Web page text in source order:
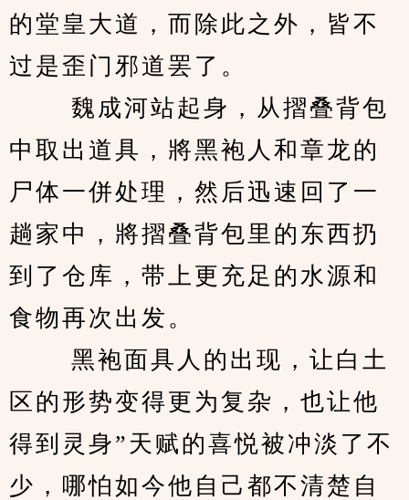
的堂皇大道，而除此之外，皆不
过是歪门邪道罢了。
魏成河站起身，从摺叠背包
中取出道具，將黑袍人和章龙的
尸体一併处理，然后迅速回了一
趟家中，將摺叠背包里的东西扔
到了仓库，带上更充足的水源和
食物再次出发。
黑袍面具人的出现，让白土
区的形势变得更为复杂，也让他
得到灵身”天赋的喜悦被冲淡了不
少，哪怕如今他自己都不清楚自